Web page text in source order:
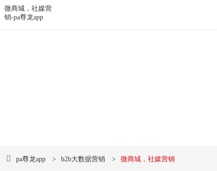
微商城，社媒营
销-pa尊龙app
pa尊龙app > b2b大数据营销 > 微商城，社媒营销